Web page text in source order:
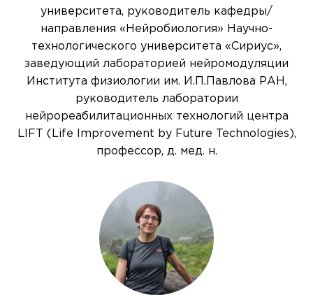
университета, руководитель кафедры/
направления «Нейробиология» Научно-
технологического университета «Сириус»,
заведующий лабораторией нейромодуляции
Института физиологии им. И.П.Павлова РАН,
руководитель лаборатории
нейрореабилитационных технологий центра
LIFT (Life Improvement by Future Technologies),
профессор, д. мед. н.